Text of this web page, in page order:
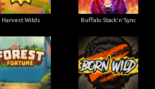
Harvest Wilds Buffalo Stack'n'Sync